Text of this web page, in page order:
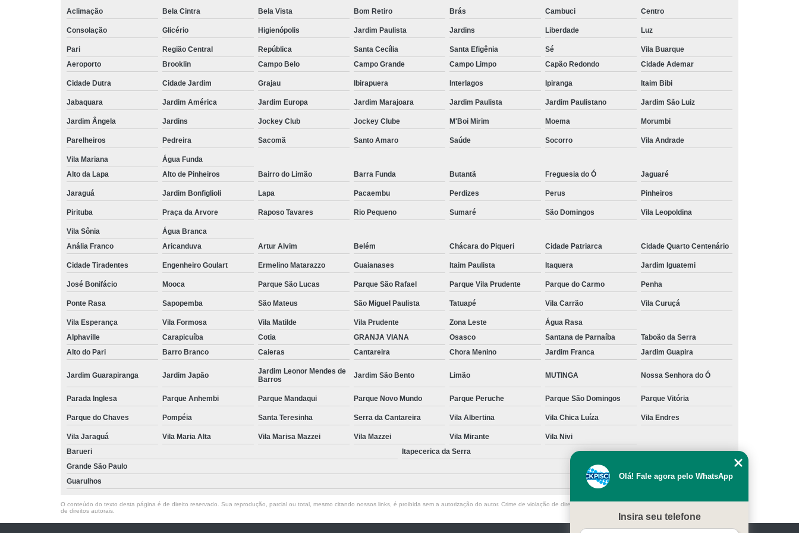
Filtro para Piscina Tipo a
Iluminação Borda Piscina
Iluminação de Piscina com Led
Iluminação de Piscina de Fibra
Iluminação de Piscina em Led
Iluminação de Piscina Led
Iluminação em Piscina
Iluminação Interna Piscina
Iluminação na Piscina
Iluminação para Beira de Piscina
Iluminação para Piscina Led
Iluminação Piscina Externa
Iluminação Piscina Jacuzzi
Limpeza da Piscina
Limpeza de Piscina Comercial
Limpeza de Piscina Condomínio
Limpeza de Piscina de Academia
Limpeza de Piscina de Fibra
Limpeza e Tratamento de Piscinas
Limpeza para Piscina
Limpeza Piscina
Limpeza de Piscina
Limpeza de Piscina Aquecida
Limpeza de Piscina de Vinil
Limpeza de Piscina em Condomínio
Limpeza de Piscina Filtrando
Limpeza e Manutenção de Piscina
Limpeza Tratamento e Manutenção de Piscinas
Manutenção de Piscinas
Manutenção de Piscinas em Hotéis
Manutenção de Piscinas Residenciais
Manutenção para Piscina em Casa
Manutenção para Piscina em Condomínio
Limpeza de Piscina água Verde
Limpeza de Piscina com Ozônio
Limpeza de Piscina Muito Suja
Limpeza de Piscina para Construtora
Limpeza de Piscina por Ionização
Limpeza do Filtro da Piscina
Limpeza Filtro Piscina
Limpeza Piscina Verde
Consertar Piscina
Conserto de Piscina
Manutenção de Piscina
Manutenção e Reforma de Piscinas
Manutenção em Piscina
Manutenção para Piscina
Manutenção Piscina
Manutenção Piscina Cheia
Manutenção Piscina Fibra
Manutenção Piscina Vinil
Manutenção Bomba Piscina
Manutenção de Bomba de Piscina
Manutenção de Filtro de Piscina
Manutenção de Motor de Piscina
Manutenção em Filtro de Piscina
Aclimação Bela Cintra Bela Vista Bom Retiro Brás Cambuci Centro
Consolação Glicério Higienópolis Jardim Paulista Jardins Liberdade Luz
Pari Região Central República Santa Cecília Santa Efigênia Sé
Vila Buarque
Aeroporto
Brooklin Campo Belo Campo Grande Campo Limpo Capão Redondo Cidade Ademar
Cidade Dutra Cidade Jardim Grajau Ibirapuera Interlagos Ipiranga Itaim Bibi
Jabaquara Jardim América Jardim Europa Jardim Marajoara Jardim Paulista Jardim Paulistano Jardim São Luiz
Jardim Ângela Jardins Jockey Club Jockey Clube M'Boi Mirim Moema Morumbi
Parelheiros Pedreira Sacomã Santo Amaro Saúde Socorro Vila Andrade
Vila Mariana
Água Funda
Alto da Lapa
Alto de Pinheiros Bairro do Limão Barra Funda Butantã Freguesia do Ó Jaguaré
Jaraguá Jardim Bonfiglioli Lapa Pacaembu Perdizes Perus Pinheiros
Pirituba Praça da Arvore Raposo Tavares Rio Pequeno Sumaré São Domingos Vila Leopoldina
Vila Sônia
Água Branca
Anália Franco
Aricanduva Artur Alvim Belém Chácara do Piqueri Cidade Patriarca Cidade Quarto Centenário
Cidade Tiradentes Engenheiro Goulart Ermelino Matarazzo Guaianases Itaim Paulista Itaquera Jardim Iguatemi
José Bonifácio Mooca Parque São Lucas Parque São Rafael Parque Vila Prudente Parque do Carmo Penha
Ponte Rasa Sapopemba São Mateus São Miguel Paulista Tatuapé Vila Carrão Vila Curuçá
Vila Esperança Vila Formosa Vila Matilde Vila Prudente Zona Leste
Água Rasa
Alphaville
Carapicuíba Cotia GRANJA VIANA Osasco Santana de Parnaíba
Taboão da Serra
Alto do Pari
Barro Branco Caieras Cantareira Chora Menino Jardim Franca Jardim Guapira
Jardim Guarapiranga Jardim Japão
Jardim Leonor Mendes de
Barros
Jardim São Bento Limão MUTINGA Nossa Senhora do Ó
Parada Inglesa Parque Anhembi Parque Mandaqui Parque Novo Mundo Parque Peruche Parque São Domingos Parque Vitória
Parque do Chaves Pompéia Santa Teresinha Serra da Cantareira Vila Albertina Vila Chica Luíza Vila Endres
Vila Jaraguá Vila Maria Alta Vila Marisa Mazzei Vila Mazzei Vila Mirante
Vila Nivi
Barueri
Itapecerica da Serra
Grande São Paulo
Guarulhos
O conteúdo do texto desta página é de direito reservado. Sua reprodução, parcial ou total, mesmo citando nossos links, é proibida sem a autorização do autor. Crime de violação de direito autoral – artigo 184 do Código Penal –
de direitos autorais
Olá! Fale agora pelo WhatsApp
Insira seu telefone